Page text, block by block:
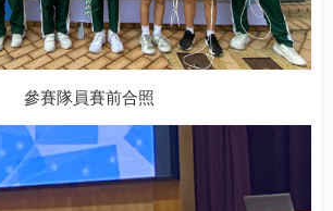
參賽隊員賽前合照